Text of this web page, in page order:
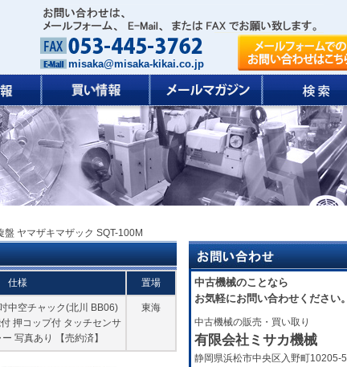
misaka@misaka-kikai.co.jp
ヤマザキマザック SQT-100M
仕様 置場
中空チャック(北川 BB06)
押コップ付 タッチセンサ
写真あり 【売約済】
東海
中古機械のことなら
お気軽にお問い合わせください。
中古機械の販売・買い取り
有限会社ミサカ機械
静岡県浜松市中央区入野町10205-5